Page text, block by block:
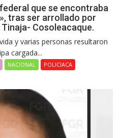
que se encontraba
tras ser arrollado por
Cosoleacaque.
y varias personas resultaron
cargada...
NACIONAL
POLICIACA